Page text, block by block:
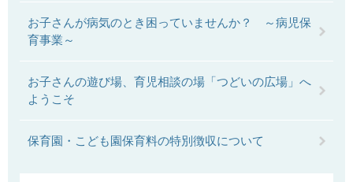
お子さんが病気のとき困っていませんか？ ～病児保
育事業～
お子さんの遊び場、育児相談の場「つどいの広場」へ
ようこそ
保育園・こども園保育料の特別徴収について